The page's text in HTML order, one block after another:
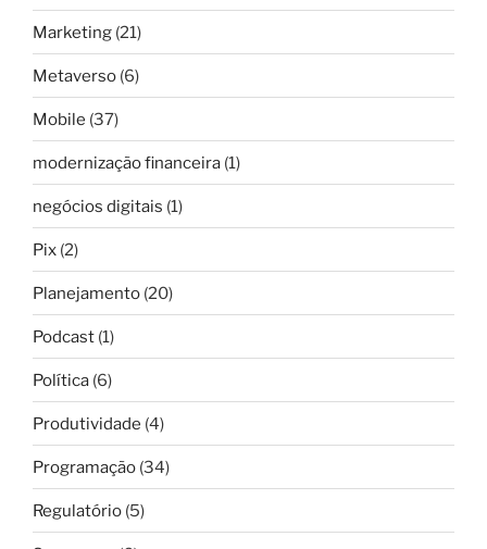
Marketing (21)
Metaverso (6)
Mobile (37)
modernização financeira (1)
negócios digitais (1)
Pix (2)
Planejamento (20)
Podcast (1)
Política (6)
Produtividade (4)
Programação (34)
Regulatório (5)